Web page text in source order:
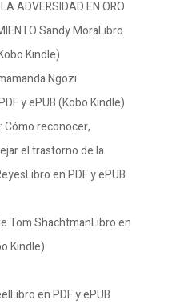
ADVERSIDAD EN ORO
Sandy MoraLibro
Kindle)
Ngozi
y ePUB (Kobo Kindle)
Cómo reconocer,
el trastorno de la
en PDF y ePUB
Tom ShachtmanLibro en
Kindle)
en PDF y ePUB